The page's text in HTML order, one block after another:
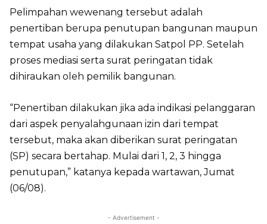
Pelimpahan wewenang tersebut adalah
penertiban berupa penutupan bangunan maupun
tempat usaha yang dilakukan Satpol PP. Setelah
proses mediasi serta surat peringatan tidak
dihiraukan oleh pemilik bangunan.
“Penertiban dilakukan jika ada indikasi pelanggaran
dari aspek penyalahgunaan izin dari tempat
tersebut, maka akan diberikan surat peringatan
(SP) secara bertahap. Mulai dari 1, 2, 3 hingga
penutupan,” katanya kepada wartawan, Jumat
(06/08).
- Advertisement -